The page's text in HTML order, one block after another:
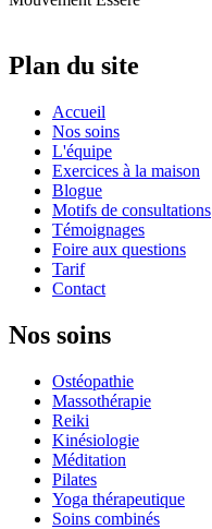
Plan du site
Accueil
Nos soins
L'équipe
Exercices à la maison
Blogue
Motifs de consultations
Témoignages
Foire aux questions
Tarif
Contact
Nos soins
Ostéopathie
Massothérapie
Reiki
Kinésiologie
Méditation
Pilates
Yoga thérapeutique
Soins combinés